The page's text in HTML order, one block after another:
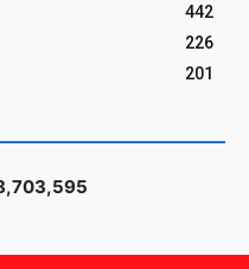
442
226
201